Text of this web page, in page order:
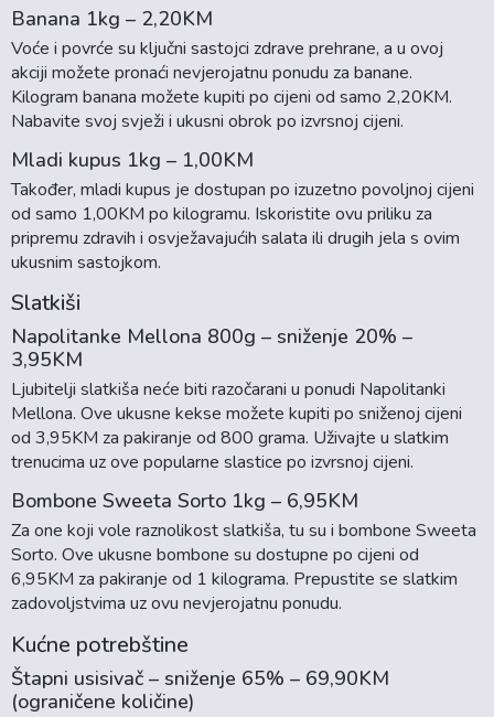
Banana 1kg – 2,20KM
Voće i povrće su ključni sastojci zdrave prehrane, a u ovoj
akciji možete pronaći nevjerojatnu ponudu za banane.
Kilogram banana možete kupiti po cijeni od samo 2,20KM.
Nabavite svoj svježi i ukusni obrok po izvrsnoj cijeni.
Mladi kupus 1kg – 1,00KM
Također, mladi kupus je dostupan po izuzetno povoljnoj cijeni
od samo 1,00KM po kilogramu. Iskoristite ovu priliku za
pripremu zdravih i osvježavajućih salata ili drugih jela s ovim
ukusnim sastojkom.
Slatkiši
Napolitanke Mellona 800g – sniženje 20% –
3,95KM
Ljubitelji slatkiša neće biti razočarani u ponudi Napolitanki
Mellona. Ove ukusne kekse možete kupiti po sniženoj cijeni
od 3,95KM za pakiranje od 800 grama. Uživajte u slatkim
trenucima uz ove popularne slastice po izvrsnoj cijeni.
Bombone Sweeta Sorto 1kg – 6,95KM
Za one koji vole raznolikost slatkiša, tu su i bombone Sweeta
Sorto. Ove ukusne bombone su dostupne po cijeni od
6,95KM za pakiranje od 1 kilograma. Prepustite se slatkim
zadovoljstvima uz ovu nevjerojatnu ponudu.
Kućne potrebštine
Štapni usisivač – sniženje 65% – 69,90KM
(ograničene količine)